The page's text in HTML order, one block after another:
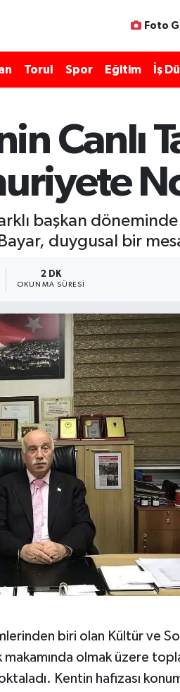
Foto
Torul Spor Eğitim İş
Canlı
başkan
duygusal bir
2 DK
OKUNMA SÜRESI
biri olan Kültür ve
olmak üzere
Kentin hafızası